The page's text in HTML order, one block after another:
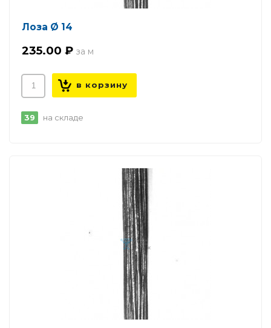
Лоза Ø 14
235.00 ₽
39 на складе